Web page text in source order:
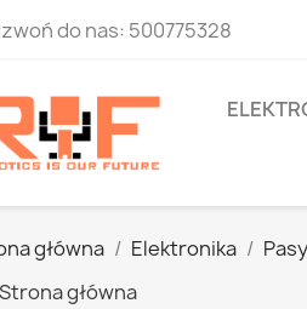
do nas: 500775328
główna Elektronika
Strona główna